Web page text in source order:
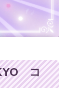
コ